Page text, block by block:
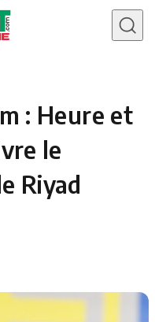
: Heure et
le
Riyad